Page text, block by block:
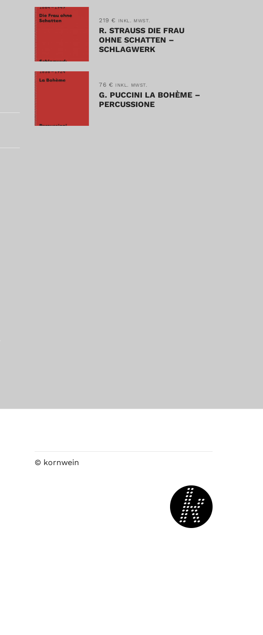
219 € INKL. MWST.
R. STRAUSS DIE FRAU
OHNE SCHATTEN –
SCHLAGWERK
76 € INKL. MWST.
G. PUCCINI LA BOHÈME –
PERCUSSIONE
© kornwein